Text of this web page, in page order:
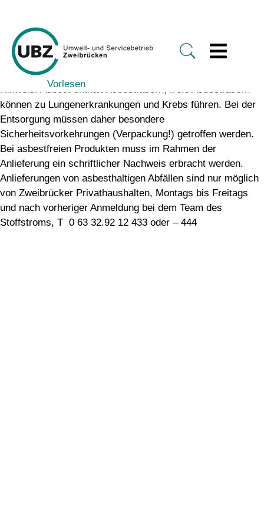
Vorlesen
Hinweis: Asbest enthält Asbestfasern; freie Asbestfasern
können zu Lungenerkrankungen und Krebs führen. Bei der
Entsorgung müssen daher besondere
Sicherheitsvorkehrungen (Verpackung!) getroffen werden.
Bei asbestfreien Produkten muss im Rahmen der
Anlieferung ein schriftlicher Nachweis erbracht werden.
Anlieferungen von asbesthaltigen Abfällen sind nur möglich
von Zweibrücker Privathaushalten, Montags bis Freitags
und nach vorheriger Anmeldung bei dem Team des
Stoffstroms, T 0 63 32.92 12 433 oder – 444